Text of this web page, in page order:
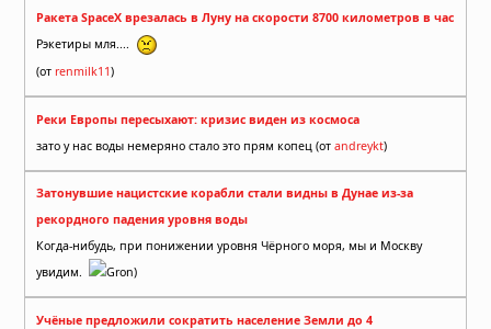
Ракета SpaceX врезалась в Луну на скорости 8700 километров в час
Рэкетиры мля....
(от renmilk11)
Реки Европы пересыхают: кризис виден из космоса
зато у нас воды немеряно стало это прям копец (от andreykt)
Затонувшие нацистские корабли стали видны в Дунае из-за
рекордного падения уровня воды
Когда-нибудь, при понижении уровня Чёрного моря, мы и Москву
увидим.
Gron)
Учёные предложили сократить население Земли до 4